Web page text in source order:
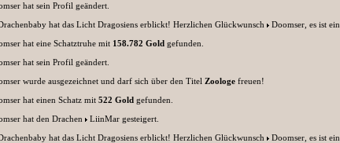
hat sein Profil geändert.
hat das Licht Dragosiens erblickt! Herzlichen Glückwunsch Doomser , es ist ein
hat eine Schatztruhe mit 158.782 Gold gefunden.
hat sein Profil geändert.
wurde ausgezeichnet und darf sich über den Titel Zoologe freuen!
hat einen Schatz mit 522 Gold gefunden.
hat den Drachen LiinMar gesteigert.
hat das Licht Dragosiens erblickt! Herzlichen Glückwunsch Doomser , es ist ein